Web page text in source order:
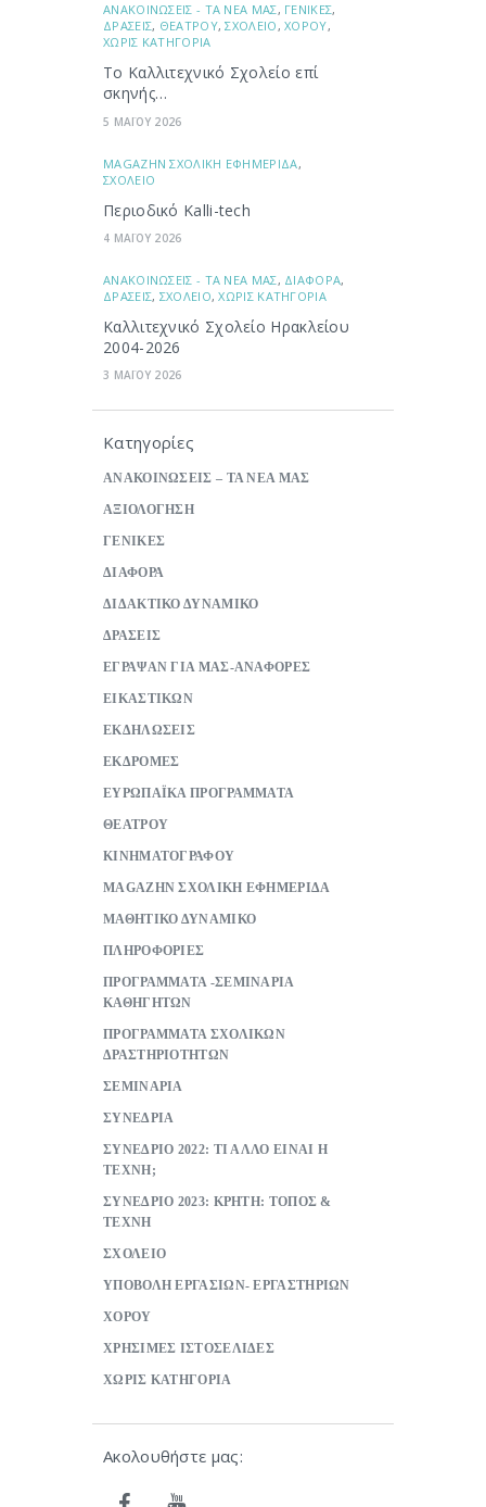
ΑΝΑΚΟΙΝΩΣΕΙΣ - ΤΑ ΝΕΑ ΜΑΣ, ΓΕΝΙΚΕΣ,
ΔΡΑΣΕΙΣ, ΘΕΑΤΡΟΥ,ΣΧΟΛΕΙΟ,ΧΟΡΟΥ,
ΧΩΡΙΣ ΚΑΤΗΓΟΡΙΑ
Το Καλλιτεχνικό Σχολείο επί
σκηνής…
5 ΜΑΪΟΥ 2026
ΜAGAZHN ΣΧΟΛΙΚΗ ΕΦΗΜΕΡΙΔΑ,
ΣΧΟΛΕΙΟ
Περιοδικό Kalli-tech
4 ΜΑΪΟΥ 2026
ΑΝΑΚΟΙΝΩΣΕΙΣ - ΤΑ ΝΕΑ ΜΑΣ, ΔΙΑΦΟΡΑ,
ΔΡΑΣΕΙΣ, ΣΧΟΛΕΙΟ,ΧΩΡΙΣ ΚΑΤΗΓΟΡΙΑ
Καλλιτεχνικό Σχολείο Ηρακλείου
2004-2026
3 ΜΑΪΟΥ 2026
Κατηγορίες
ΑΝΑΚΟΙΝΩΣΕΙΣ – ΤΑ ΝΕΑ ΜΑΣ
ΑΞΙΟΛΟΓΗΣΗ
ΓΕΝΙΚΕΣ
ΔΙΑΦΟΡΑ
ΔΙΔΑΚΤΙΚΟ ΔΥΝΑΜΙΚΟ
ΔΡΑΣΕΙΣ
ΕΓΡΑΨΑΝ ΓΙΑ ΜΑΣ-ΑΝΑΦΟΡΕΣ
ΕΙΚΑΣΤΙΚΩΝ
ΕΚΔΗΛΩΣΕΙΣ
ΕΚΔΡΟΜΕΣ
ΕΥΡΩΠΑΪΚΑ ΠΡΟΓΡΑΜΜΑΤΑ
ΘΕΑΤΡΟΥ
ΚΙΝΗΜΑΤΟΓΡΑΦΟΥ
ΜAGAZHN ΣΧΟΛΙΚΗ ΕΦΗΜΕΡΙΔΑ
ΜΑΘΗΤΙΚΟ ΔΥΝΑΜΙΚΟ
ΠΛΗΡΟΦΟΡΙΕΣ
ΠΡΟΓΡΑΜΜΑΤΑ -ΣΕΜΙΝΑΡΙΑ
ΚΑΘΗΓΗΤΩΝ
ΠΡΟΓΡΑΜΜΑΤΑ ΣΧΟΛΙΚΩΝ
ΔΡΑΣΤΗΡΙΟΤΗΤΩΝ
ΣΕΜΙΝΑΡΙΑ
ΣΥΝΕΔΡΙΑ
ΣΥΝΕΔΡΙΟ 2022: ΤΙ ΑΛΛΟ ΕΙΝΑΙ Η
ΤΕΧΝΗ;
ΣΥΝΕΔΡΙΟ 2023: ΚΡΗΤΗ: ΤΟΠΟΣ &
ΤΕΧΝΗ
ΣΧΟΛΕΙΟ
ΥΠΟΒΟΛΗ ΕΡΓΑΣΙΩΝ- ΕΡΓΑΣΤΗΡΙΩΝ
ΧΟΡΟΥ
ΧΡΗΣΙΜΕΣ ΙΣΤΟΣΕΛΙΔΕΣ
ΧΩΡΙΣ ΚΑΤΗΓΟΡΙΑ
Ακολουθήστε μας: